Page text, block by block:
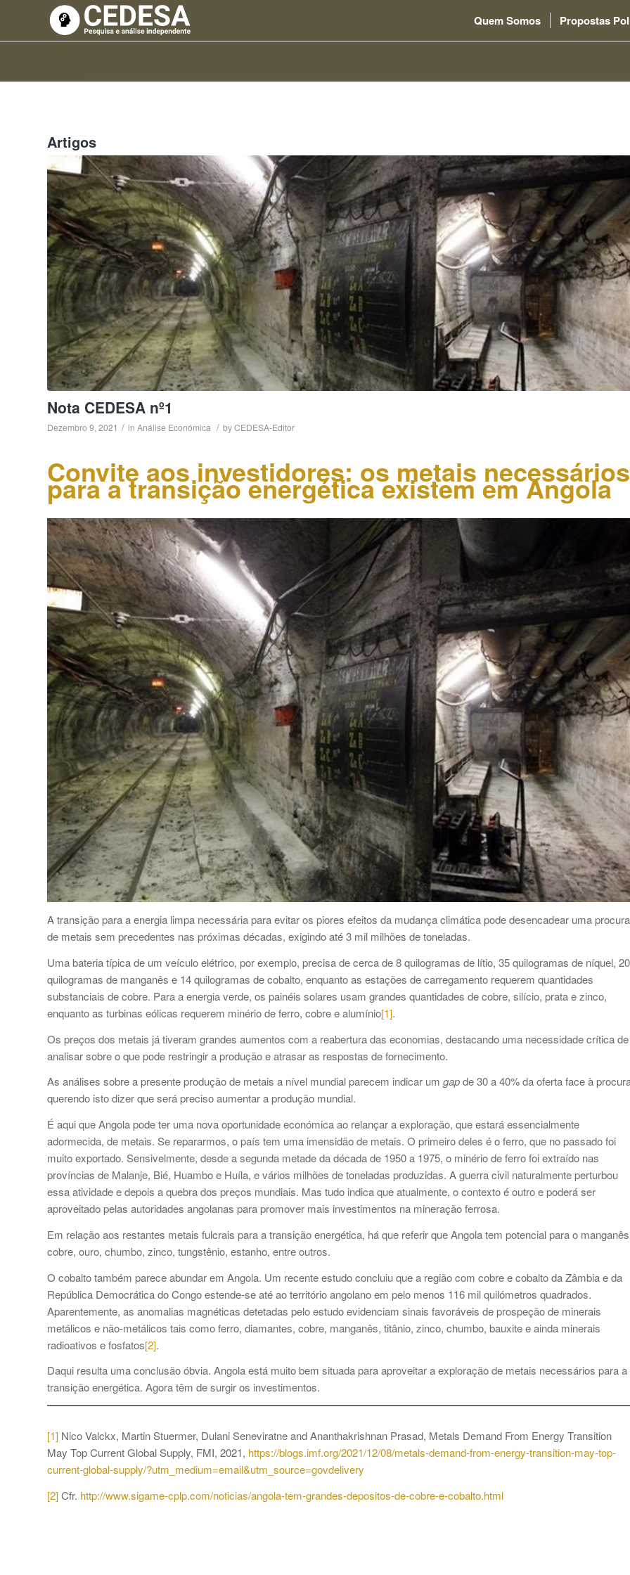
Quem Somos Propostas
Artigos
Nota CEDESA nº1
Dezembro 9, 2021 / in Análise Económica / byCEDESA-Editor
Convite aos investidores: os metais necessários
para a transição energética existem em Angola
A transição para a energia limpa necessária para evitar os piores efeitos da mudança climática pode desencadear uma procura
de metais sem precedentes nas próximas décadas, exigindo até 3 mil milhões de toneladas.
Uma bateria típica de um veículo elétrico, por exemplo, precisa de cerca de 8 quilogramas de lítio, 35 quilogramas de níquel, 20
quilogramas de manganês e 14 quilogramas de cobalto, enquanto as estações de carregamento requerem quantidades
substanciais de cobre. Para a energia verde, os painéis solares usam grandes quantidades de cobre, silício, prata e zinco,
enquanto as turbinas eólicas requerem minério de ferro, cobre e alumínio[1].
Os preços dos metais já tiveram grandes aumentos com a reabertura das economias, destacando uma necessidade crítica de
analisar sobre o que pode restringir a produção e atrasar as respostas de fornecimento.
As análises sobre a presente produção de metais a nível mundial parecem indicar um gapde 30 a 40% da oferta face à
querendo isto dizer que será preciso aumentar a produção mundial.
É aqui que Angola pode ter uma nova oportunidade económica ao relançar a exploração, que estará essencialmente
adormecida, de metais. Se repararmos, o país tem uma imensidão de metais. O primeiro deles é o ferro, que no passado foi
muito exportado. Sensivelmente, desde a segunda metade da década de 1950 a 1975, o minério de ferro foi extraído nas
províncias de Malanje, Bié, Huambo e Huíla, e vários milhões de toneladas produzidas. A guerra civil naturalmente perturbou
essa atividade e depois a quebra dos preços mundiais. Mas tudo indica que atualmente, o contexto é outro e poderá ser
aproveitado pelas autoridades angolanas para promover mais investimentos na mineração ferrosa.
Em relação aos restantes metais fulcrais para a transição energética, há que referir que Angola tem potencial para o
cobre, ouro, chumbo, zinco, tungstênio, estanho, entre outros.
O cobalto também parece abundar em Angola. Um recente estudo concluiu que a região com cobre e cobalto da Zâmbia e da
República Democrática do Congo estende-se até ao território angolano em pelo menos 116 mil quilómetros quadrados.
Aparentemente, as anomalias magnéticas detetadas pelo estudo evidenciam sinais favoráveis de prospeção de minerais
metálicos e não-metálicos tais como ferro, diamantes, cobre, manganês, titânio, zinco, chumbo, bauxite e ainda minerais
radioativos e fosfatos[2].
Daqui resulta uma conclusão óbvia. Angola está muito bem situada para aproveitar a exploração de metais necessários para a
transição energética. Agora têm de surgir os investimentos.
[1] Nico Valckx, Martin Stuermer, Dulani Seneviratne and Ananthakrishnan Prasad, Metals Demand From Energy Transition
May Top Current Global Supply, FMI, 2021, https://blogs.imf.org/2021/12/08/metals-demand-from-energy-transition-may-top-
current-global-supply/?utm_medium=email&utm_source=govdelivery
[2]Cfr. http://www.sigame-cplp.com/noticias/angola-tem-grandes-depositos-de-cobre-e-cobalto.html